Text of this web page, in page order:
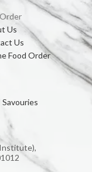
Us
Us
Food Order
Savouries